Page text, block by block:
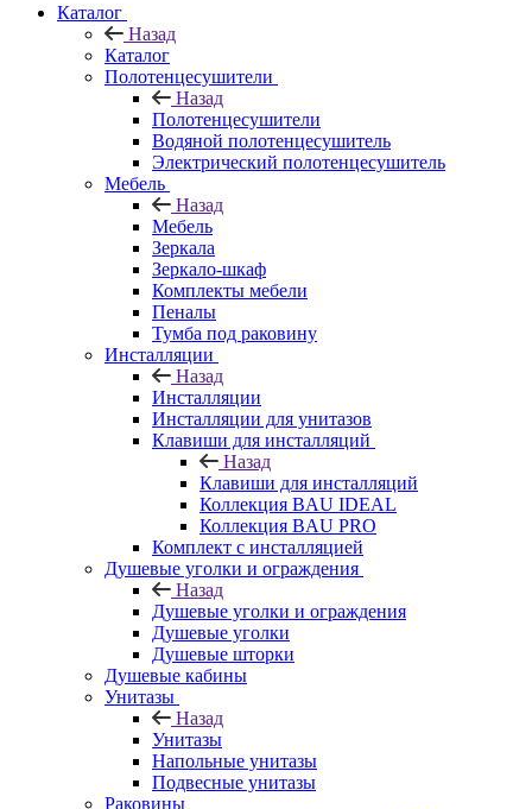
Каталог
Назад
Каталог
Полотенцесушители
Назад
Полотенцесушители
Водяной полотенцесушитель
Электрический полотенцесушитель
Мебель
Назад
Мебель
Зеркала
Зеркало-шкаф
Комплекты мебели
Пеналы
Тумба под раковину
Инсталляции
Назад
Инсталляции
Инсталляции для унитазов
Клавиши для инсталляций
Назад
Клавиши для инсталляций
Коллекция BAU IDEAL
Коллекция BAU PRO
Комплект с инсталляцией
Душевые уголки и ограждения
Назад
Душевые уголки и ограждения
Душевые уголки
Душевые шторки
Душевые кабины
Унитазы
Назад
Унитазы
Напольные унитазы
Подвесные унитазы
Раковины